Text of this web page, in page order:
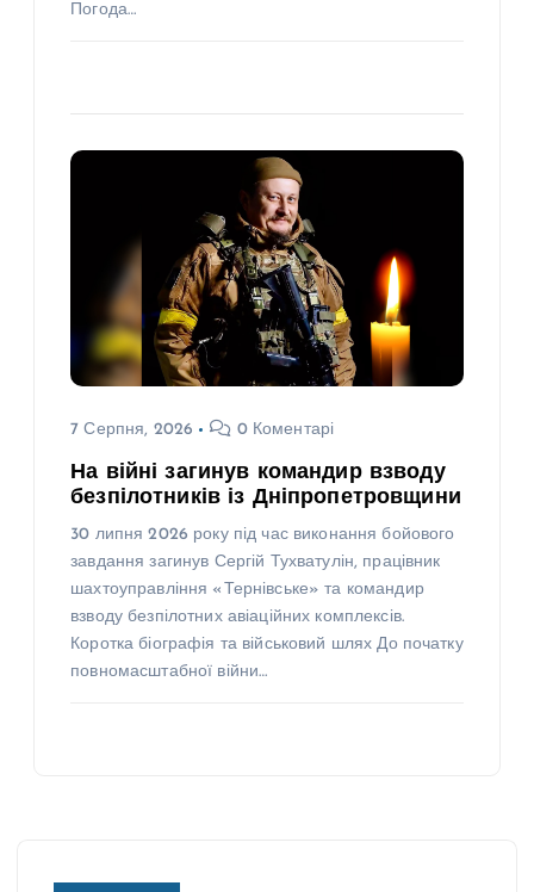
Погода…
7 Серпня, 2026 0 Коментарі
На війні загинув командир взводу
безпілотників із Дніпропетровщини
30 липня 2026 року під час виконання бойового
завдання загинув Сергій Тухватулін, працівник
шахтоуправління «Тернівське» та командир
взводу безпілотних авіаційних комплексів.
Коротка біографія та військовий шлях До початку
повномасштабної війни…